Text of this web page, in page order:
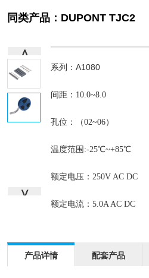
同类产品：DUPONT TJC2
∧
∨
系列：A1080
间距：10.0~8.0
孔位：（02~06）
温度范围:-25℃~+85℃
额定电压：250V AC DC
额定电流：5.0A AC DC
产品详情 配套产品